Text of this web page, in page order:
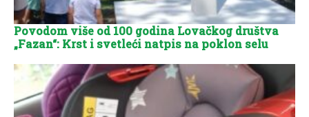
Povodom više od 100 godina Lovačkog društva
„Fazan“: Krst i svetleći natpis na poklon selu